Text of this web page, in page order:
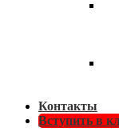
Контакты
Вступить в